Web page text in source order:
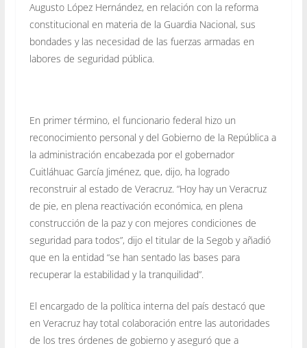
Augusto López Hernández, en relación con la reforma
constitucional en materia de la Guardia Nacional, sus
bondades y las necesidad de las fuerzas armadas en
labores de seguridad pública.
En primer término, el funcionario federal hizo un
reconocimiento personal y del Gobierno de la República a
la administración encabezada por el gobernador
Cuitláhuac García Jiménez, que, dijo, ha logrado
reconstruir al estado de Veracruz. “Hoy hay un Veracruz
de pie, en plena reactivación económica, en plena
construcción de la paz y con mejores condiciones de
seguridad para todos”, dijo el titular de la Segob y añadió
que en la entidad “se han sentado las bases para
recuperar la estabilidad y la tranquilidad”.
El encargado de la política interna del país destacó que
en Veracruz hay total colaboración entre las autoridades
de los tres órdenes de gobierno y aseguró que a